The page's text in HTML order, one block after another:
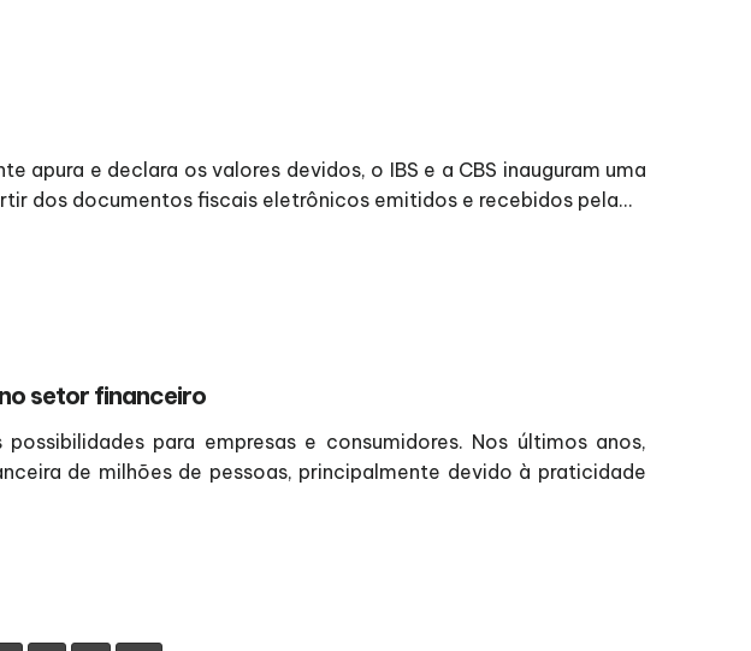
apura e declara os valores devidos, o IBS e a CBS inauguram uma
dos documentos fiscais eletrônicos emitidos e recebidos pela...
setor financeiro
para empresas e consumidores. Nos últimos anos,
de milhões de pessoas, principalmente devido à praticidade